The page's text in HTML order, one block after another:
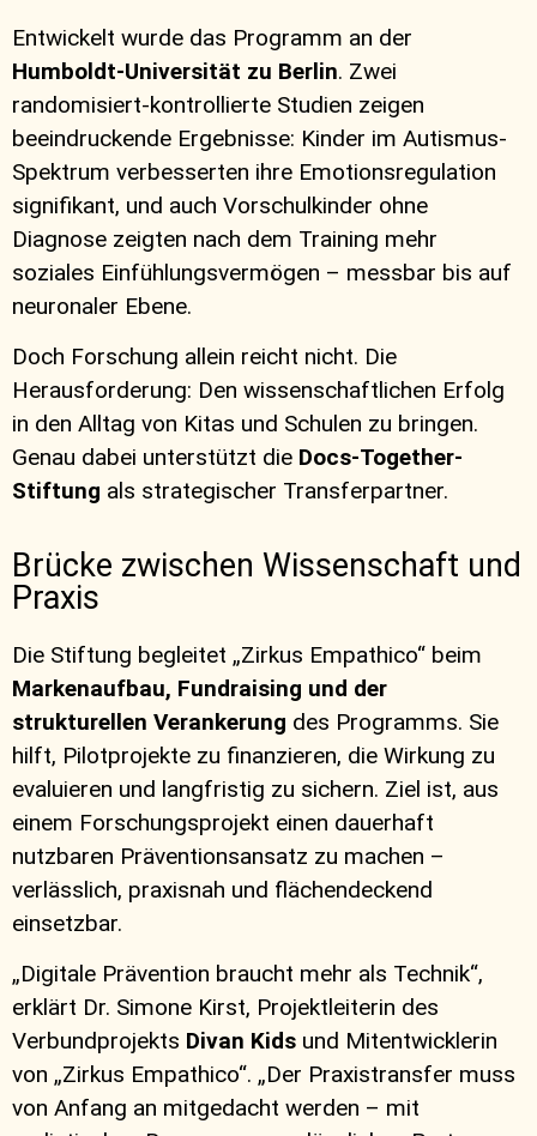
Entwickelt wurde das Programm an der
Humboldt-Universität zu Berlin. Zwei
randomisiert-kontrollierte Studien zeigen
beeindruckende Ergebnisse: Kinder im Autismus-
Spektrum verbesserten ihre Emotionsregulation
signifikant, und auch Vorschulkinder ohne
Diagnose zeigten nach dem Training mehr
soziales Einfühlungsvermögen – messbar bis auf
neuronaler Ebene.
Doch Forschung allein reicht nicht. Die
Herausforderung: Den wissenschaftlichen Erfolg
in den Alltag von Kitas und Schulen zu bringen.
Genau dabei unterstützt die Docs-Together-
Stiftung als strategischer Transferpartner.
Brücke zwischen Wissenschaft und
Praxis
Die Stiftung begleitet „Zirkus Empathico“ beim
Markenaufbau, Fundraising und der
strukturellen Verankerung des Programms. Sie
hilft, Pilotprojekte zu finanzieren, die Wirkung zu
evaluieren und langfristig zu sichern. Ziel ist, aus
einem Forschungsprojekt einen dauerhaft
nutzbaren Präventionsansatz zu machen –
verlässlich, praxisnah und flächendeckend
einsetzbar.
„Digitale Prävention braucht mehr als Technik“,
erklärt Dr. Simone Kirst, Projektleiterin des
Verbundprojekts Divan Kids und Mitentwicklerin
von „Zirkus Empathico“. „Der Praxistransfer muss
von Anfang an mitgedacht werden – mit